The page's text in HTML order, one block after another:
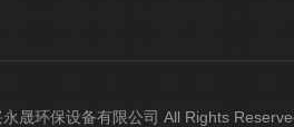
晟环保设备有限公司 All Rights